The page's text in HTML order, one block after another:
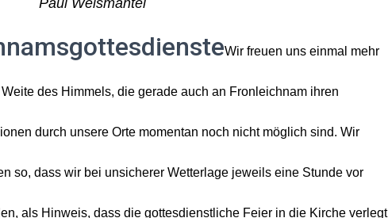
Paul Weismantel
Wir freuen uns einmal mehr
des Himmels, die gerade auch an Fronleichnam ihren
durch unsere Orte momentan noch nicht möglich sind. Wir
so, dass wir bei unsicherer Wetterlage jeweils eine Stunde vor
als Hinweis, dass die gottesdienstliche Feier in die Kirche verlegt